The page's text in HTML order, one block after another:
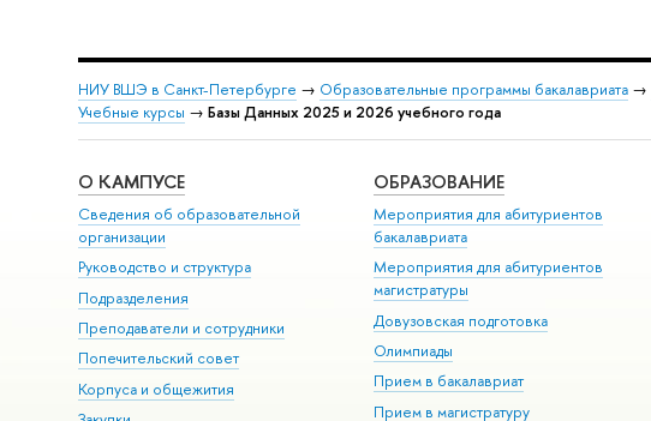
НИУ ВШЭ в Санкт-Петербурге → Образовательные программы бакалавриата→
Учебные курсы → Базы Данных 2025 и 2026 учебного года
О КАМПУСЕ
Сведения об образовательной
организации
Руководство и структура
Подразделения
Преподаватели и сотрудники
Попечительский совет
Корпуса и общежития
ОБРАЗОВАНИЕ
Мероприятия для абитуриентов
бакалавриата
Мероприятия для абитуриентов
магистратуры
Довузовская подготовка
Олимпиады
Прием в бакалавриат
Прием в магистратуру